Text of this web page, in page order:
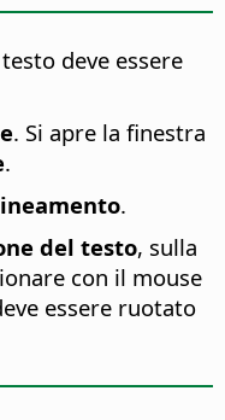
deve essere
. Si apre la finestra
.
.
del testo, sulla
con il mouse
essere ruotato